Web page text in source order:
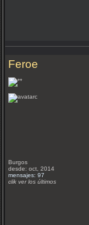
Feroe
Burgos
desde: oct, 2014
mensajes: 97
clik ver los últimos